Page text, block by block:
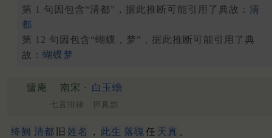
第 1 句因包含“清都”，据此推断可能引用了典故： 清
都
第 12 句因包含“蝴蝶，梦”，据此推断可能引用了典
故： 蝴蝶梦
慵庵 南宋 · 白玉蟾
七言排律 押真韵
绛阙 清都 旧 姓名 ， 此生 落魄 任 天真 。